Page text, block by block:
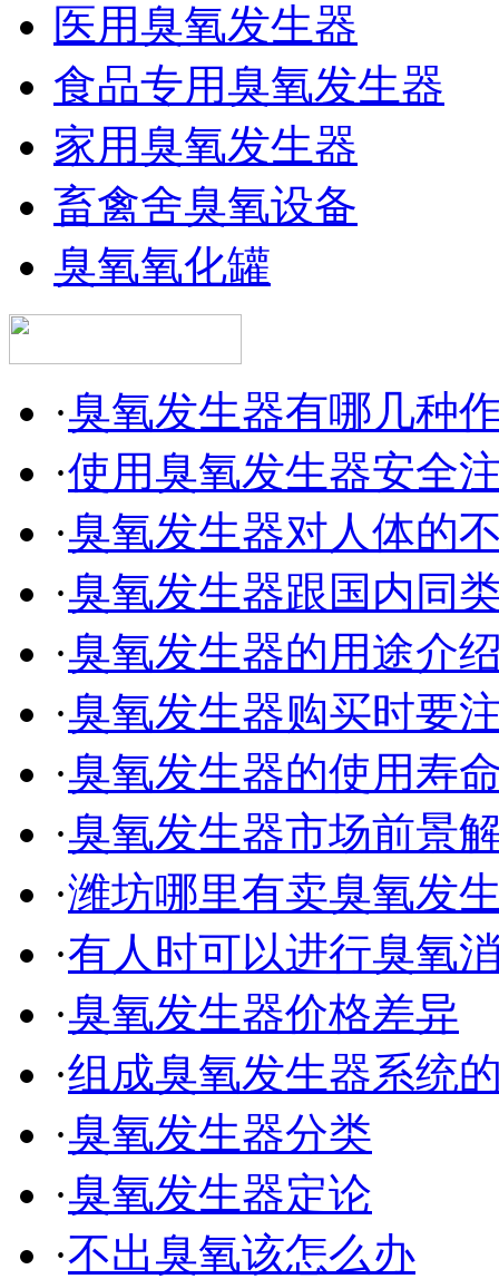
医用臭氧发生器
食品专用臭氧发生器
家用臭氧发生器
畜禽舍臭氧设备
臭氧氧化罐
·臭氧发生器有哪几种
·使用臭氧发生器安全
·臭氧发生器对人体的
·臭氧发生器跟国内同
·臭氧发生器的用途介
·臭氧发生器购买时要
·臭氧发生器的使用寿
·臭氧发生器市场前景
·潍坊哪里有卖臭氧发
·有人时可以进行臭氧
·臭氧发生器价格差异
·组成臭氧发生器系统
·臭氧发生器分类
·臭氧发生器定论
·不出臭氧该怎么办